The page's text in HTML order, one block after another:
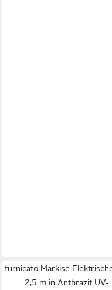
furnicato Markise
2,5 m in Anthrazit UV-